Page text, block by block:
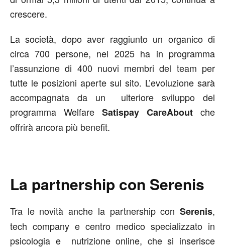
crescere.
La società, dopo aver raggiunto un organico di
circa 700 persone, nel 2025 ha in programma
l’assunzione di 400 nuovi membri del team per
tutte le posizioni aperte sul sito. L’evoluzione sarà
accompagnata da un ulteriore sviluppo del
programma Welfare Satispay CareAbout che
offrirà ancora più benefit.
La partnership con Serenis
Tra le novità anche la partnership con Serenis,
tech company e centro medico specializzato in
psicologia e nutrizione online, che si inserisce